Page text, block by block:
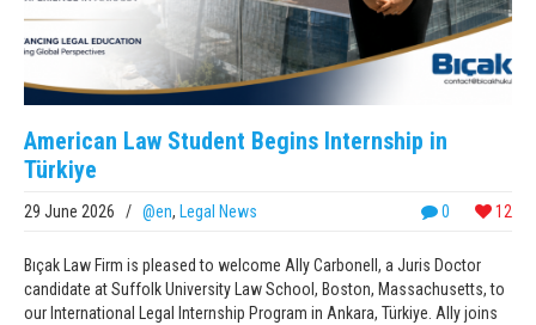
American Law Student Begins Internship in
Türkiye
0 12
29 June 2026 / @en, Legal News
Bıçak Law Firm is pleased to welcome Ally Carbonell, a Juris Doctor
candidate at Suffolk University Law School, Boston, Massachusetts, to
our International Legal Internship Program in Ankara, Türkiye. Ally joins